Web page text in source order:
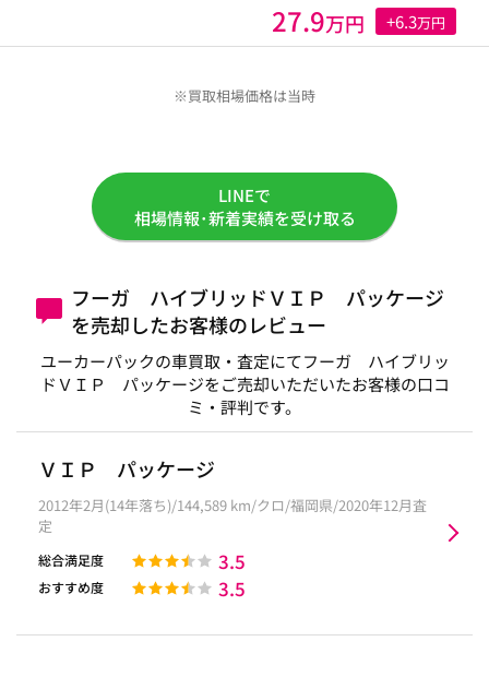
27.9万円 +6.3万円
※買取相場価格は当時
LINEで
相場情報･新着実績を受け取る
フーガ ハイブリッドＶＩＰ パッケージ
を売却したお客様のレビュー
ユーカーパックの車買取・査定にてフーガ ハイブリッ
ドＶＩＰ パッケージをご売却いただいたお客様の口コ
ミ・評判です。
ＶＩＰ パッケージ
2012年2月(14年落ち)/144,589 km/クロ/福岡県/2020年12月査
定
総合満足度 3.5
おすすめ度 3.5